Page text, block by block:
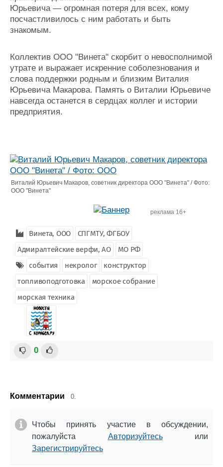
Юрьевича — огромная потеря для всех, кому
посчастливилось с ним работать и быть
знакомым.
Коллектив ООО "Винета" скорбит о невосполнимой
утрате и выражает искренние соболезнования и
слова поддержки родным и близким Виталия
Юрьевича Макарова. Память о Виталии Юрьевиче
навсегда останется в сердцах коллег и истории
предприятия.
Виталий Юрьевич Макаров, советник директора ООО "Винета" / Фото:
ООО "Винета"
реклама 16+
Винета, ООО
СПГМТУ, ФГБОУ
Адмиралтейские верфи, АО
МО РФ
события
некролог
конструктор
топливоподготовка
морское собрание
морская техника
0
Комментарии 0.
Чтобы принять участие в обсуждении,
пожалуйста Авторизуйтесьили
Зарегистрируйтесь